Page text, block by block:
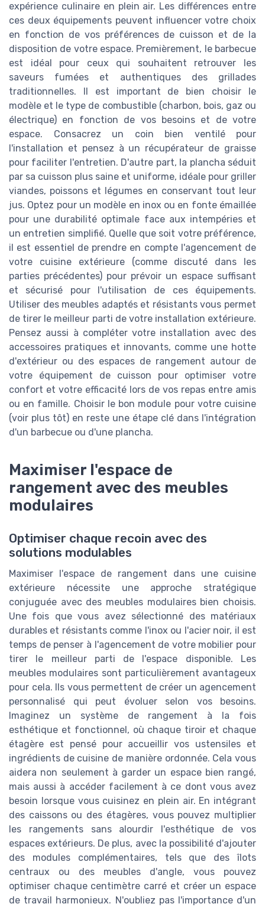
expérience culinaire en plein air. Les différences entre
ces deux équipements peuvent influencer votre choix
en fonction de vos préférences de cuisson et de la
disposition de votre espace. Premièrement, le barbecue
est idéal pour ceux qui souhaitent retrouver les
saveurs fumées et authentiques des grillades
traditionnelles. Il est important de bien choisir le
modèle et le type de combustible (charbon, bois, gaz ou
électrique) en fonction de vos besoins et de votre
espace. Consacrez un coin bien ventilé pour
l'installation et pensez à un récupérateur de graisse
pour faciliter l'entretien. D'autre part, la plancha séduit
par sa cuisson plus saine et uniforme, idéale pour griller
viandes, poissons et légumes en conservant tout leur
jus. Optez pour un modèle en inox ou en fonte émaillée
pour une durabilité optimale face aux intempéries et
un entretien simplifié. Quelle que soit votre préférence,
il est essentiel de prendre en compte l'agencement de
votre cuisine extérieure (comme discuté dans les
parties précédentes) pour prévoir un espace suffisant
et sécurisé pour l'utilisation de ces équipements.
Utiliser des meubles adaptés et résistants vous permet
de tirer le meilleur parti de votre installation extérieure.
Pensez aussi à compléter votre installation avec des
accessoires pratiques et innovants, comme une hotte
d'extérieur ou des espaces de rangement autour de
votre équipement de cuisson pour optimiser votre
confort et votre efficacité lors de vos repas entre amis
ou en famille. Choisir le bon module pour votre cuisine
(voir plus tôt) en reste une étape clé dans l'intégration
d'un barbecue ou d'une plancha.
Maximiser l'espace de
rangement avec des meubles
modulaires
Optimiser chaque recoin avec des
solutions modulables
Maximiser l'espace de rangement dans une cuisine
extérieure nécessite une approche stratégique
conjuguée avec des meubles modulaires bien choisis.
Une fois que vous avez sélectionné des matériaux
durables et résistants comme l'inox ou l'acier noir, il est
temps de penser à l'agencement de votre mobilier pour
tirer le meilleur parti de l'espace disponible. Les
meubles modulaires sont particulièrement avantageux
pour cela. Ils vous permettent de créer un agencement
personnalisé qui peut évoluer selon vos besoins.
Imaginez un système de rangement à la fois
esthétique et fonctionnel, où chaque tiroir et chaque
étagère est pensé pour accueillir vos ustensiles et
ingrédients de cuisine de manière ordonnée. Cela vous
aidera non seulement à garder un espace bien rangé,
mais aussi à accéder facilement à ce dont vous avez
besoin lorsque vous cuisinez en plein air. En intégrant
des caissons ou des étagères, vous pouvez multiplier
les rangements sans alourdir l'esthétique de vos
espaces extérieurs. De plus, avec la possibilité d'ajouter
des modules complémentaires, tels que des îlots
centraux ou des meubles d'angle, vous pouvez
optimiser chaque centimètre carré et créer un espace
de travail harmonieux. N'oubliez pas l'importance d'un